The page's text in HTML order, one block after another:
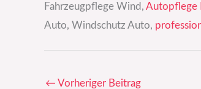
Fahrzeugpflege Wind, Autopflege
Auto, Windschutz Auto,
← Vorheriger Beitrag